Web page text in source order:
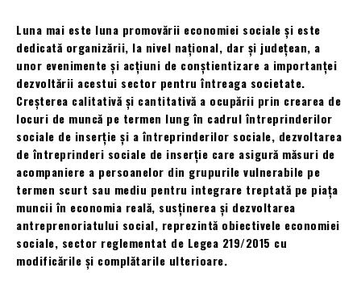
Luna mai este luna promovării economiei sociale şi este
dedicată organizării, la nivel național, dar și județean, a
unor evenimente și acţiuni de conștientizare a importanței
dezvoltării acestui sector pentru întreaga societate.
Creşterea calitativă şi cantitativă a ocupării prin crearea de
locuri de muncă pe termen lung în cadrul întreprinderilor
sociale de inserţie şi a întreprinderilor sociale, dezvoltarea
de întreprinderi sociale de inserţie care asigură măsuri de
acompaniere a persoanelor din grupurile vulnerabile pe
termen scurt sau mediu pentru integrare treptată pe piaţa
muncii în economia reală, susţinerea şi dezvoltarea
antreprenoriatului social, reprezintă obiectivele economiei
sociale, sector reglementat de Legea 219/2015 cu
modificările și complătarile ulterioare.